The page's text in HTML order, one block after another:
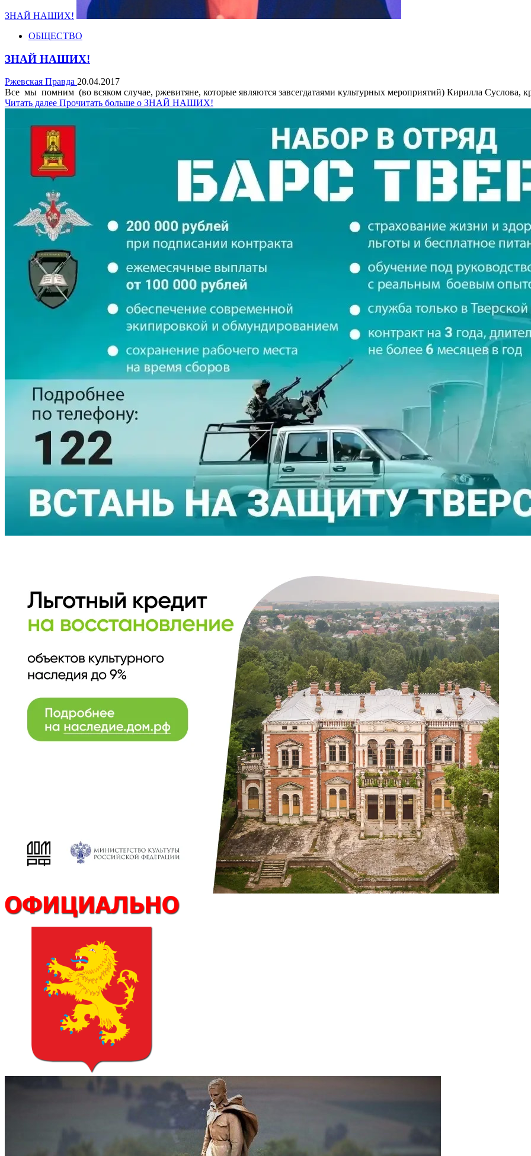
ЗНАЙ НАШИХ!
ОБЩЕСТВО
ЗНАЙ НАШИХ!
Ржевская Правда 20.04.2017
Все мы помним (во всяком случае, ржевитяне, которые являются завсегдатаями культурных мероприятий) Кирилла Суслова,
Читать далее Прочитать больше о ЗНАЙ НАШИХ!